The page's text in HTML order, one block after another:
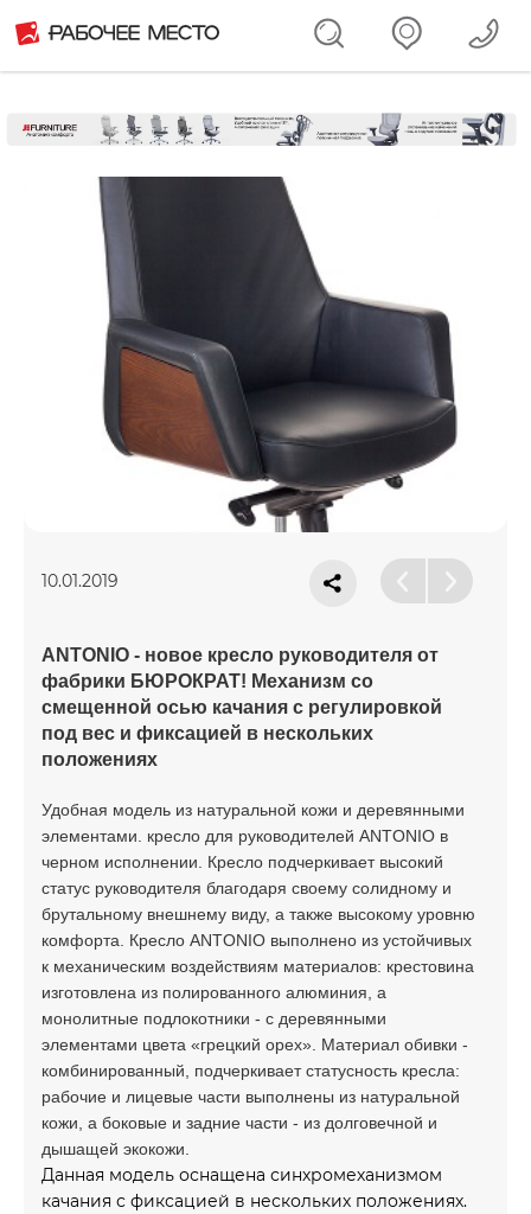
10.01.2019
ANTONIO - новое кресло руководителя от
фабрики БЮРОКРАТ! Механизм со
смещенной осью качания с регулировкой
под вес и фиксацией в нескольких
положениях
Удобная модель из натуральной кожи и деревянными
элементами. кресло для руководителей ANTONIO в
черном исполнении. Кресло подчеркивает высокий
статус руководителя благодаря своему солидному и
брутальному внешнему виду, а также высокому уровню
комфорта. Кресло ANTONIO выполнено из устойчивых
к механическим воздействиям материалов: крестовина
изготовлена из полированного алюминия, а
монолитные подлокотники - с деревянными
элементами цвета «грецкий орех». Материал обивки -
комбинированный, подчеркивает статусность кресла:
рабочие и лицевые части выполнены из натуральной
кожи, а боковые и задние части - из долговечной и
дышащей экокожи.
Данная модель оснащена синхромеханизмом
качания с фиксацией в нескольких положениях.